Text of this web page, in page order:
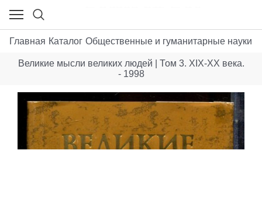
Главная Каталог Общественные и гуманитарные науки
Великие мысли великих людей | Том 3. XIX-XX века.
- 1998